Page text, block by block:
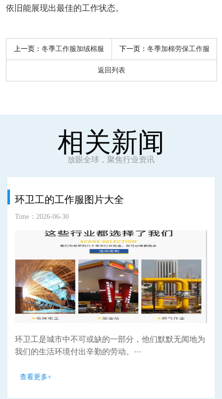
依旧能展现出最佳的工作状态。
上一页：冬季工作服加绒棉服 下一页： 冬季加棉劳保工作服
返回列表
相关新闻
放眼全球，聚焦行业资讯
环卫工的工作服图片大全
Time：2026-06-30
环卫工是城市中不可或缺的一部分，他们默默无闻地为
我们的生活环境付出辛勤的劳动。···
查看更多+